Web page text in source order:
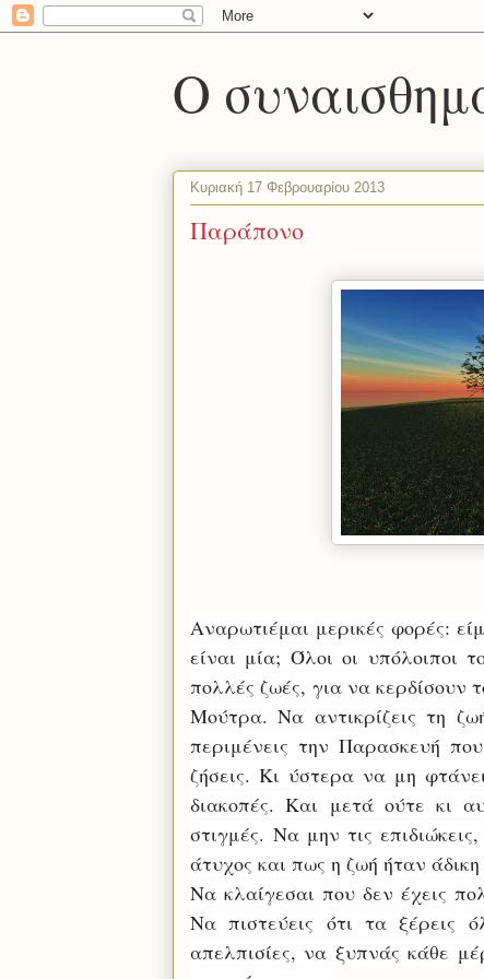
Ο
Κυριακή 17 Φεβρουαρίου 2013
Παράπονο
Αναρωτιέμαι μερικές φορές:
είναι μία; Όλοι οι υπόλοιποι
πολλές ζωές, για να κερδίσουν
Μούτρα. Να αντικρίζεις τη
περιμένεις την Παρασκευή
ζήσεις. Κι ύστερα να μη
διακοπές. Και μετά ούτε κι
στιγμές.Να μην τις
άτυχος και πως η ζωή ήταν
Να κλαίγεσαι που δεν έχεις
Να πιστεύεις ότι τα ξέρεις
απελπισίες, να ξυπνάς κάθε